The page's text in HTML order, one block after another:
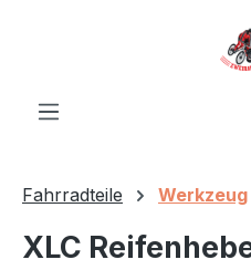
Fahrradteile Werkzeug
XLC